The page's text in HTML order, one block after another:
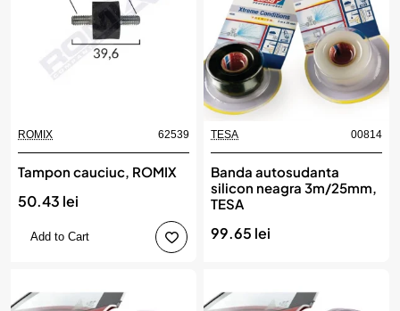
ROMIX 62539
Tampon cauciuc, ROMIX
50.43 lei
Add to Cart
TESA 00814
Banda autosudanta
silicon neagra 3m/25mm,
TESA
99.65 lei